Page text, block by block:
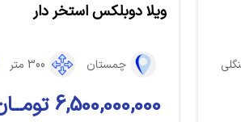
ویلا دوبلکس استخر دار
چمستان 300 متر
6,500,000,000 تومــان